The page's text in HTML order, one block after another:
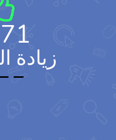
71
زيادة